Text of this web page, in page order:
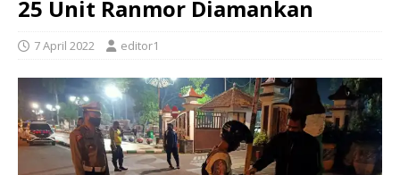
25 Unit Ranmor Diamankan
7 April 2022 editor1